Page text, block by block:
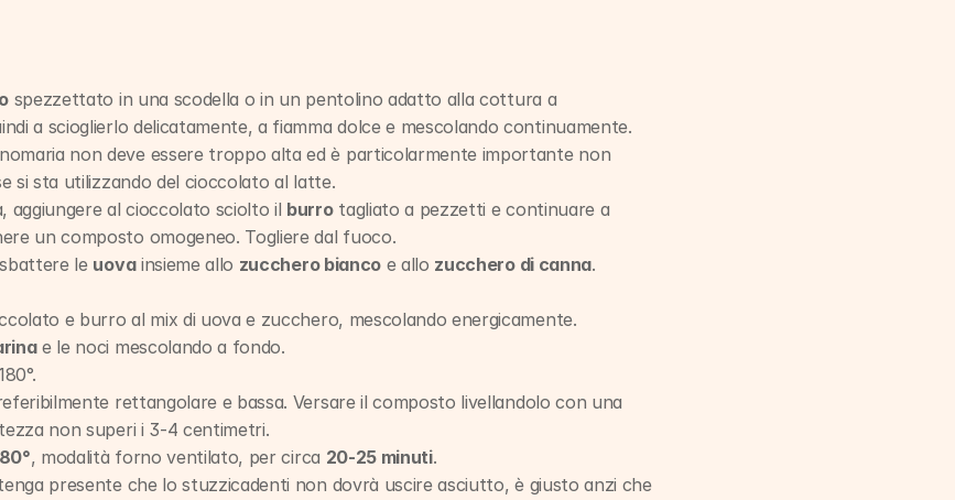
spezzettato in una scodella o in un pentolino adatto alla cottura a
a scioglierlo delicatamente, a fiamma dolce e mescolando continuamente.
non deve essere troppo alta ed è particolarmente importante non
si sta utilizzando del cioccolato al latte.
aggiungere al cioccolato sciolto il burro tagliato a pezzetti e continuare a
un composto omogeneo. Togliere dal fuoco.
le uova insieme allo zucchero bianco e allo zucchero di canna.
e burro al mix di uova e zucchero, mescolando energicamente.
e le noci mescolando a fondo.
rettangolare e bassa. Versare il composto livellandolo con una
non superi i 3-4 centimetri.
, modalità forno ventilato, per circa 20-25 minuti.
presente che lo stuzzicadenti non dovrà uscire asciutto, è giusto anzi che